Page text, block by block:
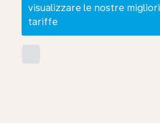
visualizzare le nostre migliori
tariffe